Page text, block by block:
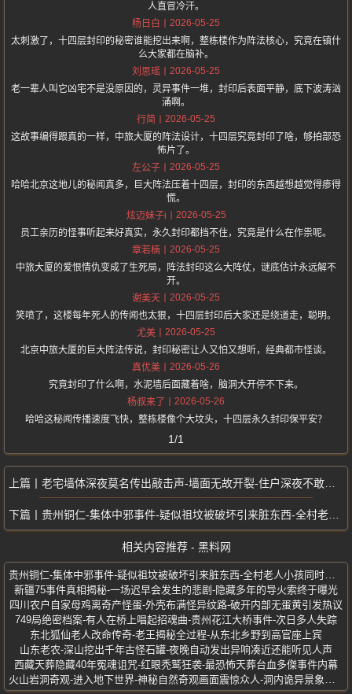
人直冒冷汗。
杨日白
2026-05-25
太刺激了，十四层封印的秘密谁能挖出来啊，整栋楼作为阵法核心，究竟在镇什
么大家都在脑补。
刘思瑶
2026-05-25
老一辈人叫它凶宅不是没原因的，灵异事件一堆，封印后表面平静，底下波涛汹
涌啊。
行简
2026-05-25
这故事编得跟真的一样，中旅大厦的阵法设计，十四层究竟封印了啥，够拍部恐
怖片了。
左公子
2026-05-25
哈哈北京这地儿的秘闻真多，巨大阵法压着十四层，封印的东西越想越觉得瘆得
慌。
炫迈妹子i
2026-05-25
员工亲历的怪事听起来好真实，永久封印都挡不住，究竟是什么在作祟呢。
章若楠
2026-05-25
中旅大厦的爱恨情仇变成了生死局，阵法封印这么大阵仗，谜底估计永远解不
开。
谢美天
2026-05-25
笑喷了，这楼每年死人的传闻也太狠，十四层封印后大家还是绕道走，聪明。
尤美
2026-05-25
北京中旅大厦的巨大阵法传说，封印秘密让人又怕又想听，经典都市怪谈。
真优美
2026-05-26
究竟封印了什么啊，水泥墙后面藏着啥，脑洞大开停不下来。
杨叔来了
2026-05-26
哈哈这秘闻传播速度飞快，整栋楼像个大坟头，十四层永久封印保平安？
1/1
老宅墙体深夜莫名传出敲击声-墙面无故开裂-住户深夜不敢独自居家
贵州铜仁-集体中邪事件-疑似祖坟被破坏引来脏东西-全村老人小孩同时发病
相关内容推荐 - 黑料网
新疆75事件真相揭秘-一场迟早会发生的悲剧-隐藏多年的导火索终于曝光
四川农户自家母鸡离奇产怪蛋-外壳布满怪异纹路-破开内部无蛋黄引发热议
749局绝密档案-有人在桥上唱起招魂曲-贵州花江大桥事件-次日多人失踪
东北狐仙老人改命传奇-老王揭秘全过程-从东北乡野到高官座上宾
山东老农-深山挖出千年古怪石罐-夜晚自动发出异响凑近还能听见人声
西藏天葬隐藏40年冤魂诅咒-红眼秃鹫狂袭-最恐怖天葬台血多傑事件内幕